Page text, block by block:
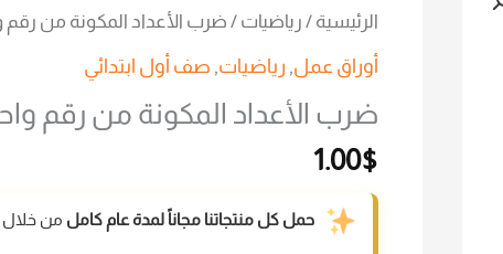
الرئيسية / رياضيات / ضرب الأعداد المكونة من رقم
أوراق عمل, رياضيات, صف أول ابتدائي
ضرب الأعداد المكونة من رقم
1.00$
حمل كل منتجاتنا مجاناً لمدة عام كامل من خلال